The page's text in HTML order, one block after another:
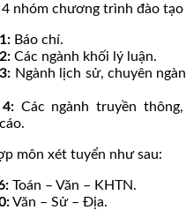
nhóm chương trình đào tạo
Báo chí.
Các ngành khối lý luận.
Ngành lịch sử, chuyên
Các ngành truyền
môn xét tuyển như sau:
Toán – Văn – KHTN.
Văn – Sử – Địa.